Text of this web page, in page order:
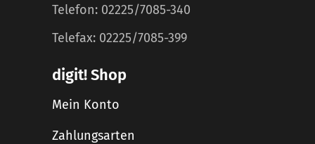
Telefon: 02225/7085-340
Telefax: 02225/7085-399
digit! Shop
Mein Konto
Zahlungsarten